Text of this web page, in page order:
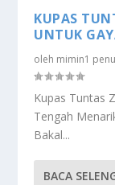
KUPAS
UNTUK
oleh mimin1
Kupas Tuntas
Tengah
Bakal...
BACA